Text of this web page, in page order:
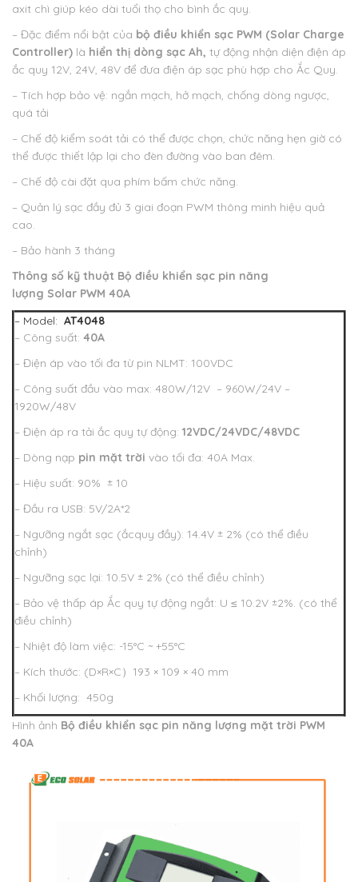
axit chì giúp kéo dài tuổi thọ cho bình ắc quy.
– Đặc điểm nổi bật của bộ điều khiển sạc PWM (Solar Charge
Controller) là hiển thị dòng sạc Ah, tự động nhận diện điện áp
ắc quy 12V, 24V, 48V để đưa điện áp sạc phù hợp cho Ắc Quy.
– Tích hợp bảo vệ: ngắn mạch, hở mạch, chống dòng ngược,
quá tải
– Chế độ kiểm soát tải có thể được chọn, chức năng hẹn giờ có
thể được thiết lập lại cho đèn đường vào ban đêm.
– Chế độ cài đặt qua phím bấm chức năng.
– Quản lý sạc đầy đủ 3 giai đoạn PWM thông minh hiệu quả
cao.
– Bảo hành 3 tháng
Thông số kỹ thuật Bộ điều khiển sạc pin năng
lượng Solar PWM 40A
– Model: AT4048
– Công suất: 40A
– Điện áp vào tối đa từ pin NLMT: 100VDC
– Công suất đầu vào max: 480W/12V – 960W/24V –
1920W/48V
– Điện áp ra tải ắc quy tự động: 12VDC/24VDC/48VDC
– Dòng nạp pin mặt trời vào tối đa: 40A Max.
– Hiệu suất: 90% ± 10
– Đầu ra USB: 5V/2A*2
– Ngưỡng ngắt sạc (ắcquy đầy): 14.4V ± 2% (có thể điều
chỉnh)
– Ngưỡng sạc lại: 10.5V ± 2% (có thể điều chỉnh)
– Bảo vệ thấp áp Ắc quy tự động ngắt: U ≤ 10.2V ±2%. (có thể
điều chỉnh)
– Nhiệt độ làm việc: -15°C ~ +55°C
– Kích thước: (D×R×C）193 × 109 × 40 mm
– Khối lượng: 450g
Hình ảnh Bộ điều khiển sạc pin năng lượng mặt trời PWM
40A